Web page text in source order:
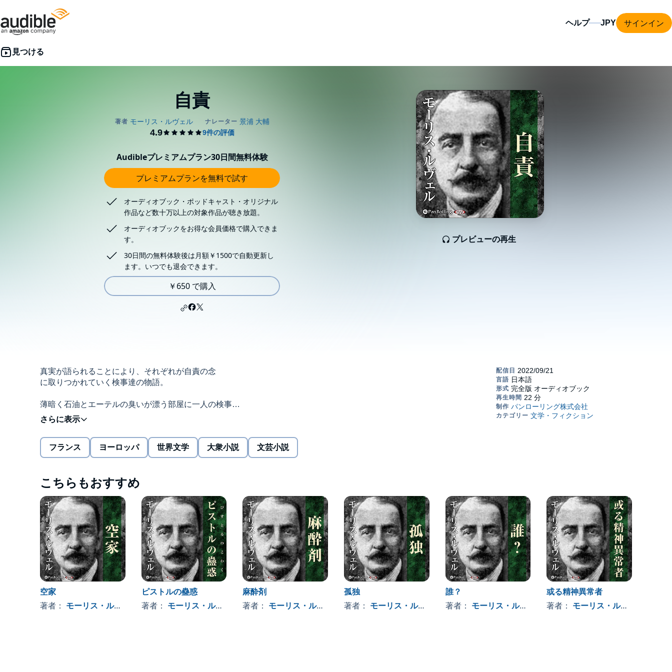
ヘルプ サインイン
自責
プレビューの再生
Audibleプレミアムプラン30日間無料体験
プレミアムプランを無料で試す
オーディオブック・ポッドキャスト・オリジナル
作品など数十万以上の対象作品が聴き放題。
オーディオブックをお得な会員価格で購入できま
す。
30日間の無料体験後は月額￥1500で自動更新し
ます。いつでも退会できます。
￥650 で購入
真実が語られることにより、それぞれが自責の念
に取りつかれていく検事達の物語。
薄暗く石油とエーテルの臭いが漂う部屋に一人の検事
が訪れた。中には恐ろしく瘦せ細り、いまにも息絶えよう
というような年老いた病人が待っていた。
かつて彼は一人の無罪であった男を、己の手で死刑
にしてしまったと検事に話し始めた。
モーリスルヴェル特有の哀愁深さが現れている。
モーリス・ルヴェル 「フランスのポー」と言われ、恐怖や悲哀を主題とした残酷物語の短編を多く残してい
ます。
日本においても新青年等に翻訳紹介され、探偵小説の読者を熱狂させたほか、江戸川乱歩、夢野久作、小酒
井不木などに絶賛されました。
乱歩は「淋しさ、悲しさ、怖さがルヴェルの短編の随所に漂っている」と言い、久作は「探偵小説で一番好
きなのはルヴェルとポーだ」と言っています。
またラヴクラフトは自身のエッセイの中でルヴェルを絶賛し、アメリカと日本でのルヴェルの認知に多く貢
献しました。
現在新たな翻訳が出版され、母国フランスや日本においてルヴェルの評価が再認識されています。©2022
PanRolling
フランス ヨーロッパ 世界文学 大衆小説 文芸小説
こちらもおすすめ
空家
著者： モーリス・ルヴェル
ピストルの蠱惑
著者： モーリス・ルヴェル
麻酔剤
著者： モーリス・ルヴェル
孤独
著者： モーリス・ルヴェル
誰？
著者： モーリス・ルヴェル
或る精神異常者
著者： モーリス・ルヴェル